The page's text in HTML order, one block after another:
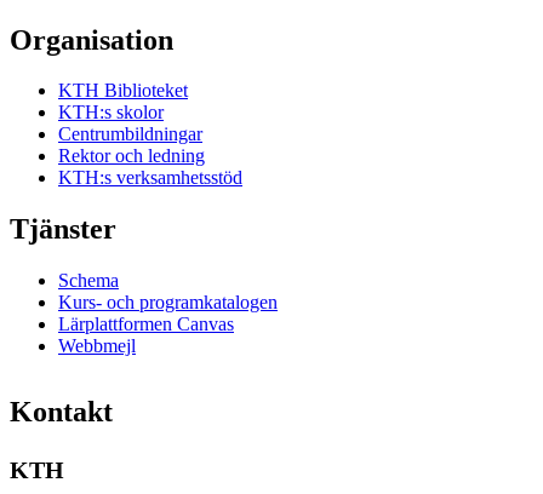
Organisation
KTH Biblioteket
KTH:s skolor
Centrumbildningar
Rektor och ledning
KTH:s verksamhetsstöd
Tjänster
Schema
Kurs- och programkatalogen
Lärplattformen Canvas
Webbmejl
Kontakt
KTH